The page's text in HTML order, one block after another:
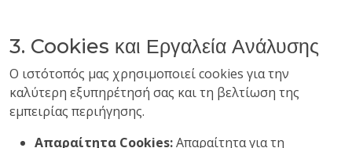
3. Cookies και Εργαλεία Ανάλυσης
Ο ιστότοπός μας χρησιμοποιεί cookies για την
καλύτερη εξυπηρέτησή σας και τη βελτίωση της
εμπειρίας περιήγησης.
Απαραίτητα Cookies:Απαραίτητα για τη